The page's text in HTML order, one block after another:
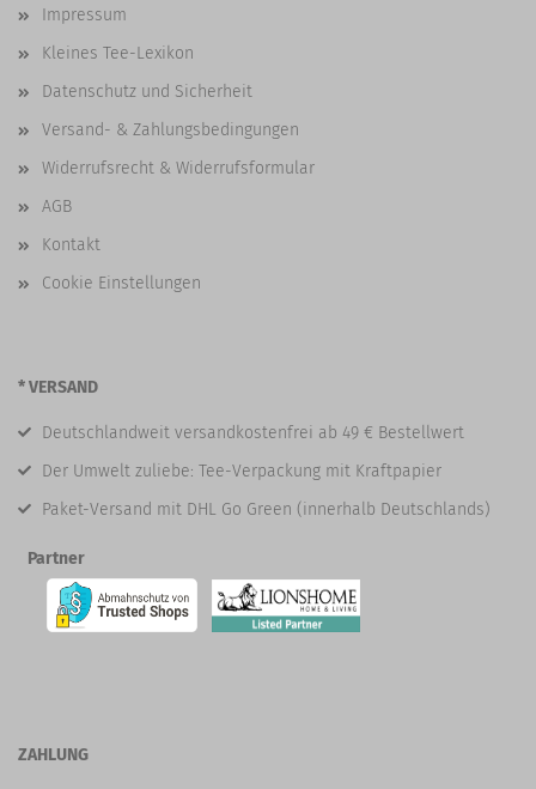
Impressum
Kleines Tee-Lexikon
Datenschutz und Sicherheit
Versand- & Zahlungsbedingungen
Widerrufsrecht & Widerrufsformular
AGB
Kontakt
Cookie Einstellungen
* VERSAND
Deutschlandweit versandkostenfrei ab 49 € Bestellwert
Der Umwelt zuliebe: Tee-Verpackung mit Kraftpapier
Paket-Versand mit DHL Go Green (innerhalb Deutschlands)
Partner
ZAHLUNG